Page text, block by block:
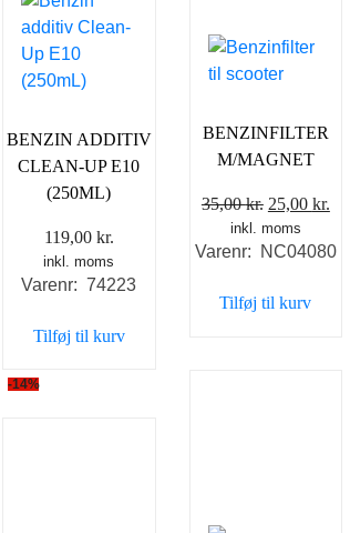
BENZIN ADDITIV
CLEAN-UP E10
(250ML)
119,00 kr.
inkl. moms
Varenr: 74223
Tilføj til kurv
BENZINFILTER
M/MAGNET
35,00kr. Den
oprindelige
pris
35,00 kr..
25,00 kr.
pris
inkl. moms
Varenr: NC04080
Tilføj til kurv
-14%